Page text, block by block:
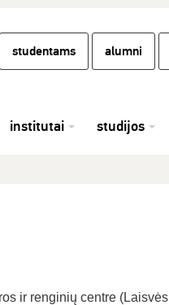
studentams alumni
institutai studijos
ir renginių centre (Laisvės